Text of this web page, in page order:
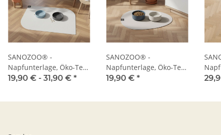
SANOZOO® -
Napfunterlage, Öko-Tex,
Blatt
19,90 € - 31,90 € *
SANOZOO® -
Napfunterlage, Öko-Tex,
Tropfen
19,90 € *
Herz